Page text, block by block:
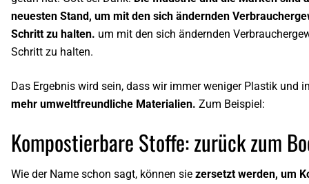
neuesten Stand, um mit den sich ändernden
Schritt zu halten. um mit den sich ändernden
Schritt zu halten.
Das Ergebnis wird sein, dass wir immer weniger Plastik und
mehr umweltfreundliche Materialien. Zum Beispiel:
Kompostierbare Stoffe: zurück zum
Wie der Name schon sagt, können sie zersetzt werden, um